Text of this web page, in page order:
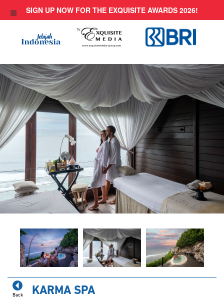
SIGN UP NOW FOR THE EXQUISITE AWARDS 2026!
Back KARMA SPA